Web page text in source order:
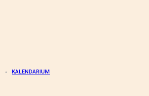
KALENDARIUM